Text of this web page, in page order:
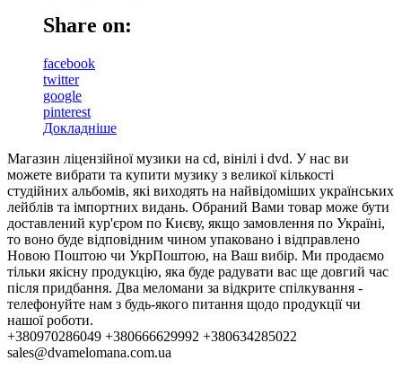
Share on:
facebook
twitter
google
pinterest
Докладніше
Магазин ліцензійної музики на cd, вінілі і dvd. У нас ви
можете вибрати та купити музику з великої кількості
студійних альбомів, які виходять на найвідоміших українських
лейблів та імпортних видань. Обраний Вами товар може бути
доставлений кур'єром по Києву, якщо замовлення по Україні,
то воно буде відповідним чином упаковано і відправлено
Новою Поштою чи УкрПоштою, на Ваш вибір. Ми продаємо
тільки якісну продукцію, яка буде радувати вас ще довгий час
після придбання. Два меломани за відкрите спілкування -
телефонуйте нам з будь-якого питання щодо продукції чи
нашої роботи.
+380970286049 +380666629992 +380634285022
sales@dvamelomana.com.ua